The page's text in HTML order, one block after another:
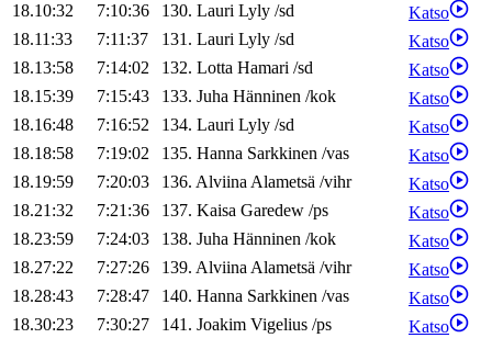
18.10:32
7:10:36 130. Lauri Lyly /sd
Katso
18.11:33
7:11:37 131. Lauri Lyly /sd
Katso
18.13:58
7:14:02 132. Lotta Hamari /sd
Katso
18.15:39
7:15:43 133. Juha Hänninen /kok
Katso
18.16:48
7:16:52 134. Lauri Lyly /sd
Katso
18.18:58
7:19:02 135. Hanna Sarkkinen /vas
Katso
18.19:59
7:20:03 136. AlviinaAlametsä /vihr
Katso
18.21:32
7:21:36 137. Kaisa Garedew /ps
Katso
18.23:59
7:24:03 138. Juha Hänninen /kok
Katso
18.27:22
7:27:26 139. AlviinaAlametsä /vihr
Katso
18.28:43
7:28:47 140. Hanna Sarkkinen /vas
Katso
18.30:23
7:30:27 141. Joakim Vigelius /ps
Katso